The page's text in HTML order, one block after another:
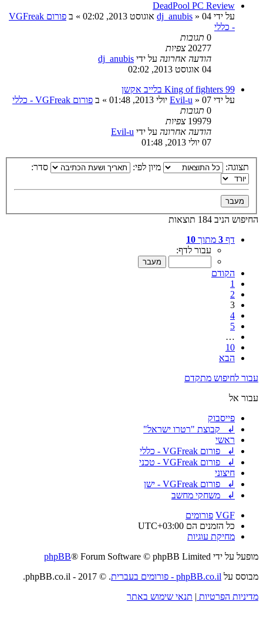
DeadPool PC Review
על ידי
dj_anubis » 04 אוגוסט 2013, 02:02 » ב
פורום VGFreak
- כללי
0 תגובות
20277 צפיות
הודעה אחרונה על ידי dj_anubis
04 אוגוסט 2013, 02:02
King of fighters 99 בלייב אקשן
על ידי
Evil-u » 07 יולי 2013, 01:48 » ב פורום VGFreak - כללי
0 תגובות
19979 צפיות
הודעה אחרונה על ידי Evil-u
07 יולי 2013, 01:48
תצוגה: מיון לפי: סדר:
החיפוש הניב 184 תוצאות
דף 3 מתוך 10
עבור לדף:
הקודם
1
2
3
4
5
…
10
הבא
עבור לחיפוש מתקדם
עבור אל
פייסבוק
↲ קבוצת "רטרו ישראל"
ראשי
↲ פורום VGFreak - כללי
↲ פורום VGFreak - טכני
חיצוני
↲ פורום VGFreak - ישן
↲ משחקי מחשב
VGF פורומים
כל הזמנים הם UTC+03:00
מחיקת עוגיות
מופעל על ידי
phpBB® Forum Software © phpBB Limited
מבוסס על phpBB.co.il - פורומים בעברית
. © 2017 - phpBB.co.il.
מדיניות הפרטיות | תנאי שימוש באתר